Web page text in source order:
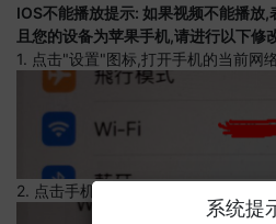
IOS不能播放提示: 如果视频不能播放
且您的设备为苹果手机,请进行以下修
1. 点击"设置"图标,打开手机的当前网
2. 点击手机的当前网络连接,上边有一
系统提